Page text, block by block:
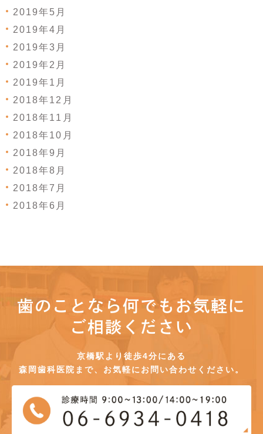
2019年5月
2019年4月
2019年3月
2019年2月
2019年1月
2018年12月
2018年11月
2018年10月
2018年9月
2018年8月
2018年7月
2018年6月
歯のことなら何でもお気軽に
ご相談ください
京橋駅より徒歩4分にある
森岡歯科医院まで、お気軽にお問い合わせください。